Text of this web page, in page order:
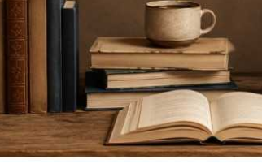
Skinn och Läderfix
Originalet 250 ml –
Skydd för Läder +
Svamp på köpet
179,00 kr